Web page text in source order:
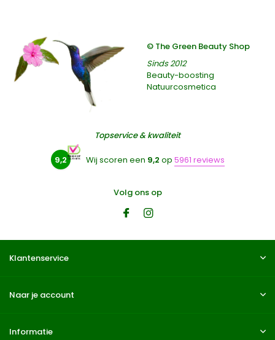
© The Green Beauty Shop
Sinds 2012
Beauty-boosting
Natuurcosmetica
Topservice & kwaliteit
9,2 Wij scoren een 9,2 op 5961 reviews
Volg ons op
Klantenservice
Naar je account
Informatie